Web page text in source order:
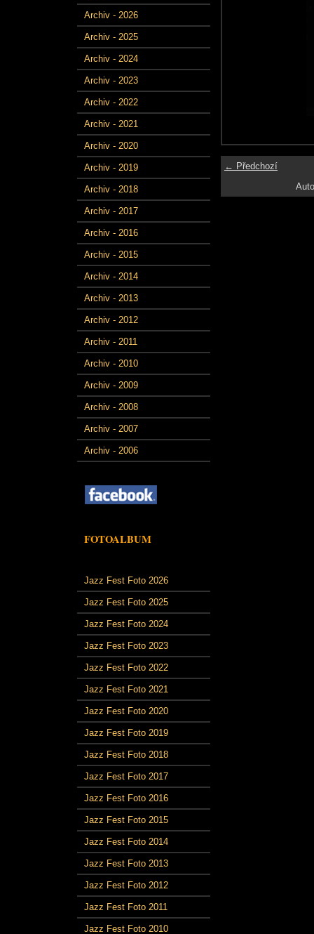
Archiv - 2026
Archiv - 2025
Archiv - 2024
Archiv - 2023
Archiv - 2022
Archiv - 2021
Archiv - 2020
Archiv - 2019
Archiv - 2018
Archiv - 2017
Archiv - 2016
Archiv - 2015
Archiv - 2014
Archiv - 2013
Archiv - 2012
Archiv - 2011
Archiv - 2010
Archiv - 2009
Archiv - 2008
Archiv - 2007
Archiv - 2006
FOTOALBUM
Jazz Fest Foto 2026
Jazz Fest Foto 2025
Jazz Fest Foto 2024
Jazz Fest Foto 2023
Jazz Fest Foto 2022
Jazz Fest Foto 2021
Jazz Fest Foto 2020
Jazz Fest Foto 2019
Jazz Fest Foto 2018
Jazz Fest Foto 2017
Jazz Fest Foto 2016
Jazz Fest Foto 2015
Jazz Fest Foto 2014
Jazz Fest Foto 2013
Jazz Fest Foto 2012
Jazz Fest Foto 2011
Jazz Fest Foto 2010
← Předchozí